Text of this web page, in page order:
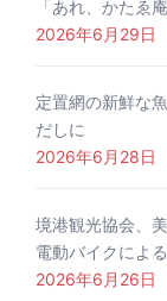
「あれ、かたゑ
2026年6月29日
定置網の新鮮な
だしに
2026年6月28日
境港観光協会、
電動バイクによ
2026年6月26日